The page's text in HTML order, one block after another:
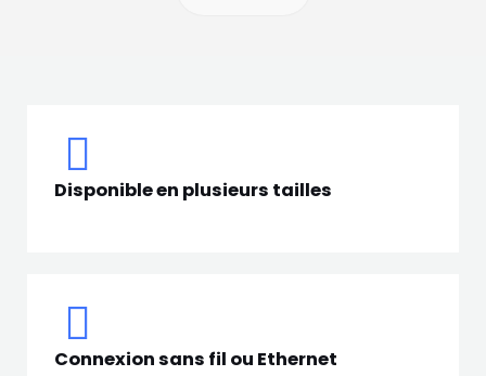
Disponible en plusieurs tailles
Connexion sans fil ou Ethernet